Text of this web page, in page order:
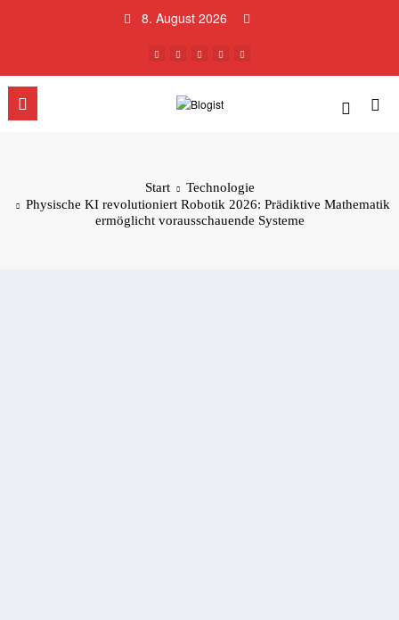
8. August 2026
Start
Technologie
Physische KI revolutioniert Robotik 2026: Prädiktive Mathematik
ermöglicht vorausschauende Systeme